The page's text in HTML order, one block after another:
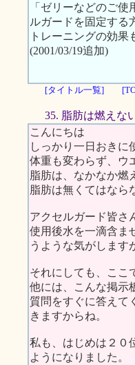
「ゼリーなどのご
ルガードを固定する
トレーニングの効
(2001/03/19追加)
[タイトル一覧]
35. 脂肪は燃えな
こんにちは
しっかり一日おきに
体重も変わらず、ウ
脂肪は、なかなか燃
脂肪は無くてはなら
アクセルガード皆さ
使用後水を一滴含ま
うような気がします
それにしても、ここ
他には、こんな掲示
質問をすぐに答えて
きますからね。
私も、はじめは２０
ようになりました。